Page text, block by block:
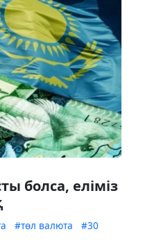
болса, еліміз
#төл валюта
#30